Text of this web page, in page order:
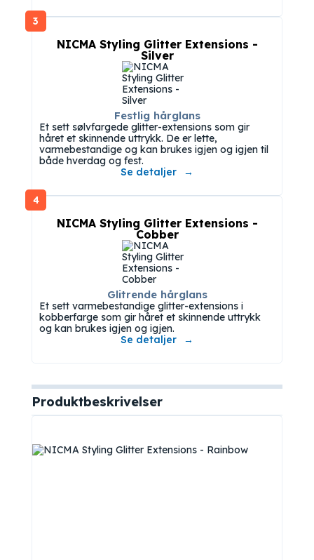
3
Festlig hårglans
NICMA Styling Glitter Extensions -
Silver
Et sett sølvfargede glitter-extensions som gir
håret et skinnende uttrykk. De er lette,
varmebestandige og kan brukes igjen og igjen til
både hverdag og fest.
Se detaljer
4
Glitrende hårglans
NICMA Styling Glitter Extensions -
Cobber
Et sett varmebestandige glitter-extensions i
kobberfarge som gir håret et skinnende uttrykk
og kan brukes igjen og igjen.
Se detaljer
Produktbeskrivelser